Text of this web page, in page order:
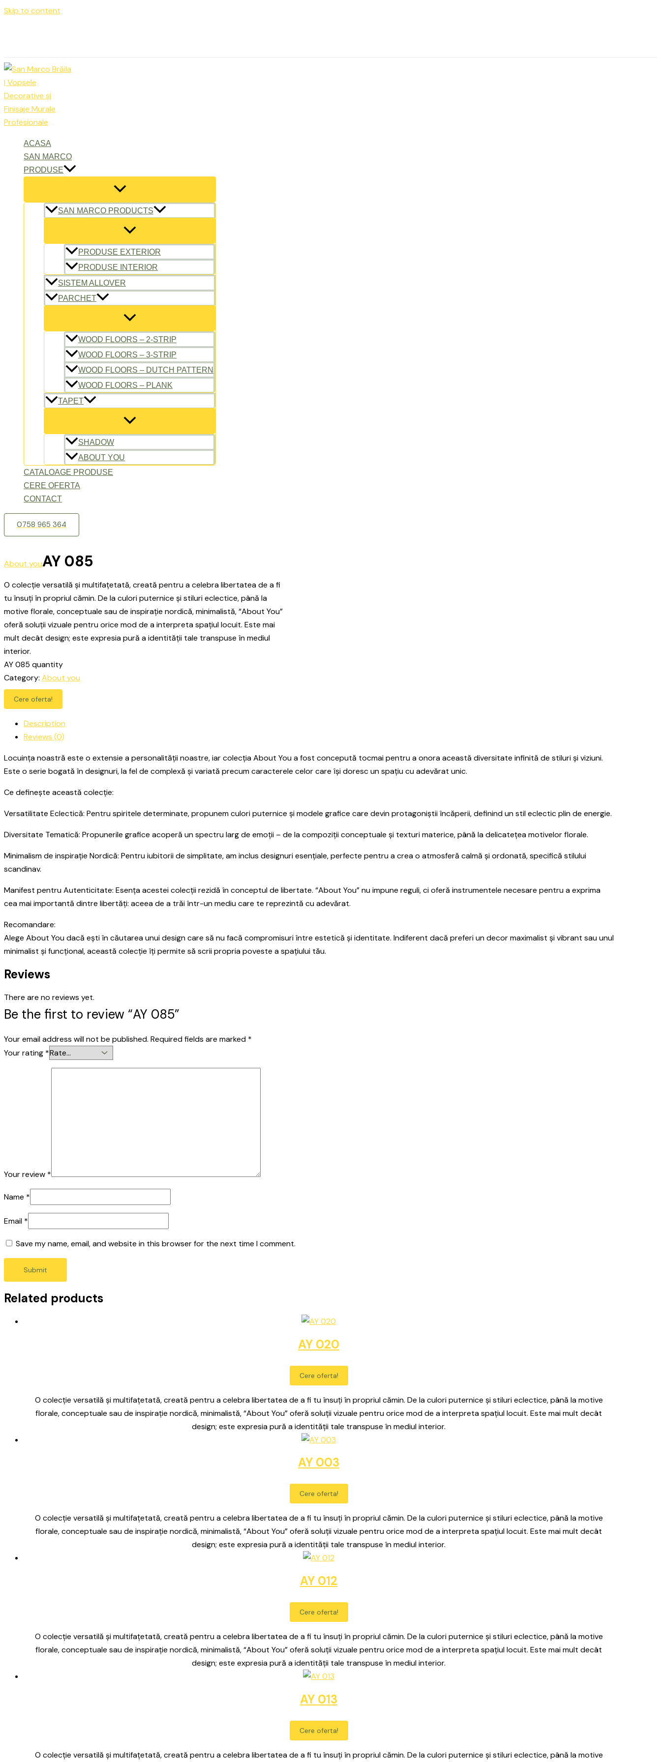
Skip to content
ACASA
SAN MARCO
PRODUSE
SAN MARCO PRODUCTS
PRODUSE EXTERIOR
PRODUSE INTERIOR
SISTEM ALLOVER
PARCHET
WOOD FLOORS – 2-STRIP
WOOD FLOORS – 3-STRIP
WOOD FLOORS – DUTCH PATTERN
WOOD FLOORS – PLANK
TAPET
SHADOW
ABOUT YOU
CATALOAGE PRODUSE
CERE OFERTA
CONTACT
0758 965 364
About youAY 085
O colecție versatilă și multifațetată, creată pentru a celebra libertatea de a fi
tu însuți în propriul cămin. De la culori puternice și stiluri eclectice, până la
motive florale, conceptuale sau de inspirație nordică, minimalistă, “About You”
oferă soluții vizuale pentru orice mod de a interpreta spațiul locuit. Este mai
mult decât design; este expresia pură a identității tale transpuse în mediul
interior.
AY 085 quantity
Category: About you
Cere oferta!
Description
Reviews (0)
Locuința noastră este o extensie a personalității noastre, iar colecția About You a fost concepută tocmai pentru a onora această diversitate infinită de stiluri și viziuni.
Este o serie bogată în designuri, la fel de complexă și variată precum caracterele celor care își doresc un spațiu cu adevărat unic.
Ce definește această colecție:
Versatilitate Eclectică: Pentru spiritele determinate, propunem culori puternice și modele grafice care devin protagoniștii încăperii, definind un stil eclectic plin de energie.
Diversitate Tematică: Propunerile grafice acoperă un spectru larg de emoții – de la compoziții conceptuale și texturi materice, până la delicatețea motivelor florale.
Minimalism de inspirație Nordică: Pentru iubitorii de simplitate, am inclus designuri esențiale, perfecte pentru a crea o atmosferă calmă și ordonată, specifică stilului
scandinav.
Manifest pentru Autenticitate: Esența acestei colecții rezidă în conceptul de libertate. “About You” nu impune reguli, ci oferă instrumentele necesare pentru a exprima
cea mai importantă dintre libertăți: aceea de a trăi într-un mediu care te reprezintă cu adevărat.
Recomandare:
Alege About You dacă ești în căutarea unui design care să nu facă compromisuri între estetică și identitate. Indiferent dacă preferi un decor maximalist și vibrant sau unul
minimalist și funcțional, această colecție îți permite să scrii propria poveste a spațiului tău.
Reviews
There are no reviews yet.
Be the first to review “AY 085”
Your email address will not be published. Required fields are marked *
Your rating *
Your review *
Name *
Email *
Save my name, email, and website in this browser for the next time I comment.
Related products
AY 020
Cere oferta!
O colecție versatilă și multifațetată, creată pentru a celebra libertatea de a fi tu însuți în propriul cămin. De la culori puternice și stiluri eclectice, până la motive
florale, conceptuale sau de inspirație nordică, minimalistă, “About You” oferă soluții vizuale pentru orice mod de a interpreta spațiul locuit. Este mai mult decât
design; este expresia pură a identității tale transpuse în mediul interior.
AY 003
Cere oferta!
O colecție versatilă și multifațetată, creată pentru a celebra libertatea de a fi tu însuți în propriul cămin. De la culori puternice și stiluri eclectice, până la motive
florale, conceptuale sau de inspirație nordică, minimalistă, “About You” oferă soluții vizuale pentru orice mod de a interpreta spațiul locuit. Este mai mult decât
design; este expresia pură a identității tale transpuse în mediul interior.
AY 012
Cere oferta!
O colecție versatilă și multifațetată, creată pentru a celebra libertatea de a fi tu însuți în propriul cămin. De la culori puternice și stiluri eclectice, până la motive
florale, conceptuale sau de inspirație nordică, minimalistă, “About You” oferă soluții vizuale pentru orice mod de a interpreta spațiul locuit. Este mai mult decât
design; este expresia pură a identității tale transpuse în mediul interior.
AY 013
Cere oferta!
O colecție versatilă și multifațetată, creată pentru a celebra libertatea de a fi tu însuți în propriul cămin. De la culori puternice și stiluri eclectice, până la motive